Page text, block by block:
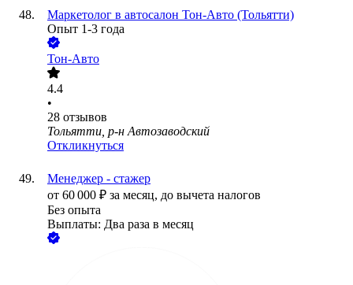
Маркетолог в автосалон Тон-Авто (Тольятти)
Опыт 1-3 года
Тон-Авто
4.4
•
28 отзывов
Тольятти, р-н Автозаводский
Откликнуться
Менеджер - стажер
от 60 000 ₽ за месяц, до вычета налогов
Без опыта
Выплаты: Два раза в месяц